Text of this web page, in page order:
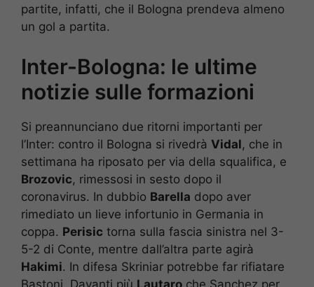
partite, infatti, che il Bologna prendeva almeno
un gol a partita.
Inter-Bologna: le ultime
notizie sulle formazioni
Si preannunciano due ritorni importanti per
l’Inter: contro il Bologna si rivedrà Vidal, che in
settimana ha riposato per via della squalifica, e
Brozovic, rimessosi in sesto dopo il
coronavirus. In dubbio Barella dopo aver
rimediato un lieve infortunio in Germania in
coppa. Perisic torna sulla fascia sinistra nel 3-
5-2 di Conte, mentre dall’altra parte agirà
Hakimi. In difesa Skriniar potrebbe far rifiatare
Bastoni. Davanti più Lautaro che Sanchez per